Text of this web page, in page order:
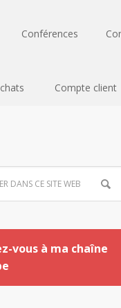
Conférences
Compte client
vous à ma chaîne